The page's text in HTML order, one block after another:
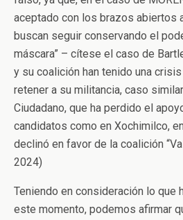
aceptado con los brazos abiertos
buscan seguir conservando el
máscara” – cítese el caso de
y su coalición han tenido una
retener a su militancia, caso
Ciudadano, que ha perdido el
candidatos como en Xochimilco,
declinó en favor de la coalición “Va
2024)
Teniendo en consideración lo que
este momento, podemos afirmar